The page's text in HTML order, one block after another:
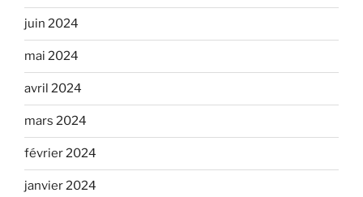
juin 2024
mai 2024
avril 2024
mars 2024
février 2024
janvier 2024